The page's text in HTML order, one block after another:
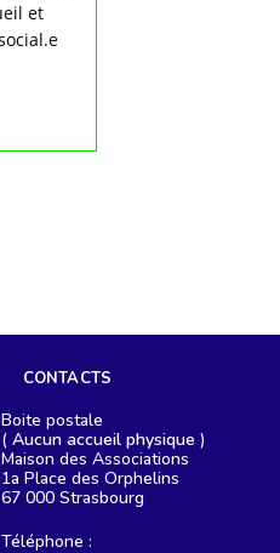
et
CONTACTS
Boite postale
( Aucun accueil physique )
Maison des Associations
1a Place des Orphelins
67 000 Strasbourg
Téléphone :